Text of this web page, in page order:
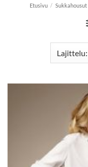
Etusivu / Sukkahousut